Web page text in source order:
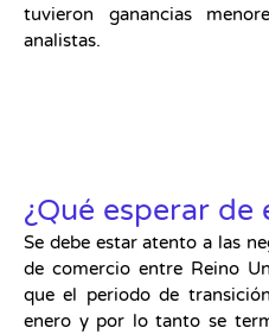
tuvieron ganancias
analistas.
¿Qué esperar de
Se debe estar atento a las
de comercio entre Reino
que el periodo de
enero y por lo tanto se